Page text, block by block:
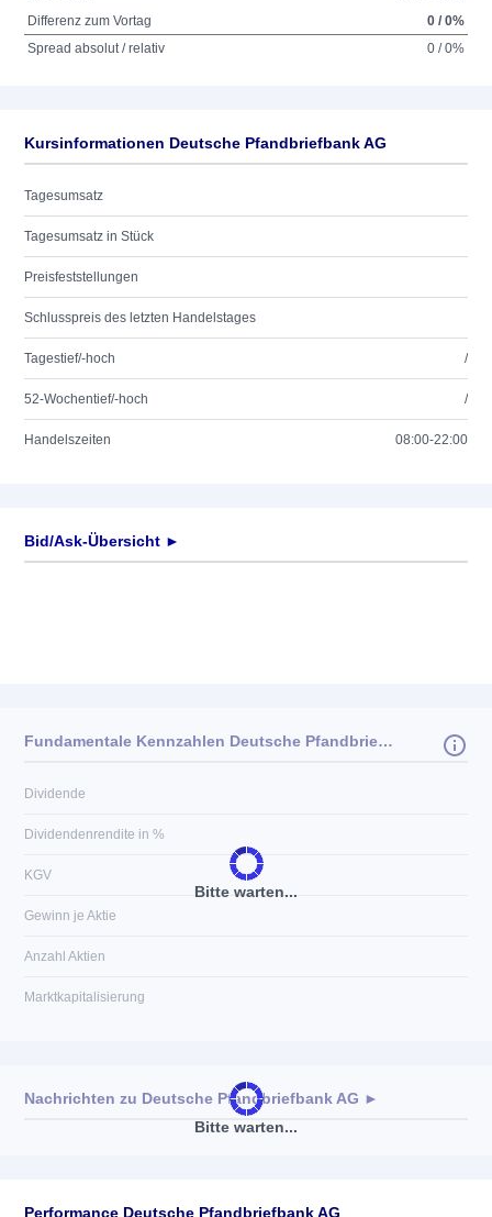
Differenz zum Vortag
0 / 0%
Spread absolut / relativ
0 / 0%
Kursinformationen Deutsche Pfandbriefbank AG
Tagesumsatz
Tagesumsatz in Stück
Preisfeststellungen
Schlusspreis des letzten Handelstages
Tagestief/-hoch /
52-Wochentief/-hoch /
Handelszeiten 08:00-22:00
Bid/Ask-Übersicht ►
Bitte warten...
Fundamentale Kennzahlen Deutsche Pfandbriefbank AG
Dividende
Dividendenrendite in %
KGV
Gewinn je Aktie
Anzahl Aktien
Marktkapitalisierung
Bitte warten...
Nachrichten zu Deutsche Pfandbriefbank AG ►
Performance Deutsche Pfandbriefbank AG